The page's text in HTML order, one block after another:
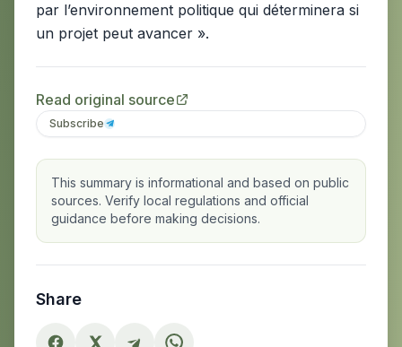
par l’environnement politique qui déterminera si
un projet peut avancer ».
Read original source
Subscribe
This summary is informational and based on public
sources. Verify local regulations and official
guidance before making decisions.
Share